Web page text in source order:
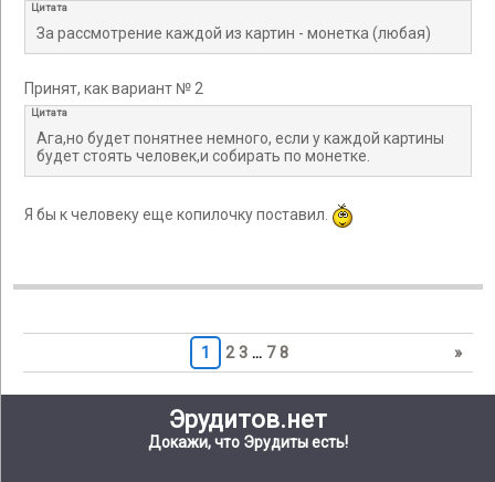
Цитата
За рассмотрение каждой из картин - монетка (любая)
Принят, как вариант № 2
Цитата
Ага,но будет понятнее немного, если у каждой картины
будет стоять человек,и собирать по монетке.
Я бы к человеку еще копилочку поставил.
1 2 3 … 7 8 »
Эрудитов.нет
Докажи, что Эрудиты есть!